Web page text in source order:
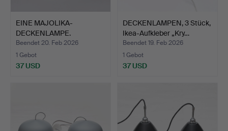
EINE MAJOLIKA-
DECKENLAMPE.
Beendet 20. Feb 2026
1 Gebot
37 USD
DECKENLAMPEN, 3 Stück,
Ikea-Aufkleber „Kry…
Beendet 19. Feb 2026
1 Gebot
37 USD